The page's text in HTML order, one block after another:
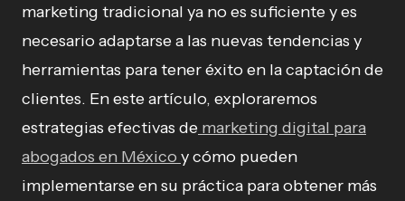
marketing tradicional ya no es suficiente y es
necesario adaptarse a las nuevas tendencias y
herramientas para tener éxito en la captación de
clientes. En este artículo, exploraremos
estrategias efectivas de marketing digital para
abogados en México y cómo pueden
implementarse en su práctica para obtener más